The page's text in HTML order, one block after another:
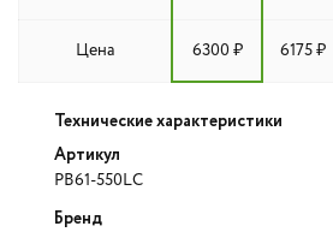
Цена 6300 ₽ 6175 ₽
Технические характеристики
Артикул
PB61-550LC
Бренд